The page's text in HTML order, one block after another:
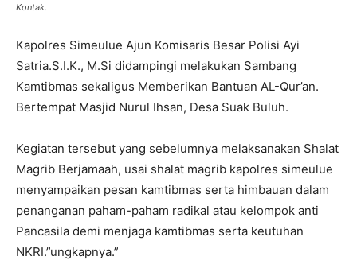
Kontak.
Kapolres Simeulue Ajun Komisaris Besar Polisi Ayi
Satria.S.I.K., M.Si didampingi melakukan Sambang
Kamtibmas sekaligus Memberikan Bantuan AL-Qur’an.
Bertempat Masjid Nurul Ihsan, Desa Suak Buluh.
Kegiatan tersebut yang sebelumnya melaksanakan Shalat
Magrib Berjamaah, usai shalat magrib kapolres simeulue
menyampaikan pesan kamtibmas serta himbauan dalam
penanganan paham-paham radikal atau kelompok anti
Pancasila demi menjaga kamtibmas serta keutuhan
NKRI.”ungkapnya.”